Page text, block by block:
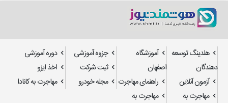
هلدینگ توسعه
دهندگان
آموزشگاه
اصفهان
جزوه آموزشی
دوره آموزشی
ثبت شرکت
اخذ ایزو
آزمون آنلاین
راهنمای مهاجرت مجله خودرو
مهاجرت به کانادا
مهاجرت به
مهاجرت به